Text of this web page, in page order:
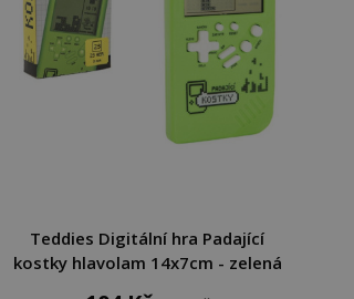
Teddies Digitální hra Padající
kostky hlavolam 14x7cm - zelená